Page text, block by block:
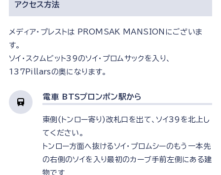
アクセス方法
メディア・プレストは PROMSAK MANSIONにございま
す。
ソイ・スクムビット39のソイ・プロムサックを入り、
137Pillarsの奥になります。
電車 BTSプロンポン駅から
東側(トンロー寄り)改札口を出て、ソイ39を北上し
てください。
トンロー方面へ抜けるソイ・プロムシーのもう一本先
の右側のソイを入り最初のカーブ手前左側にある建
物です